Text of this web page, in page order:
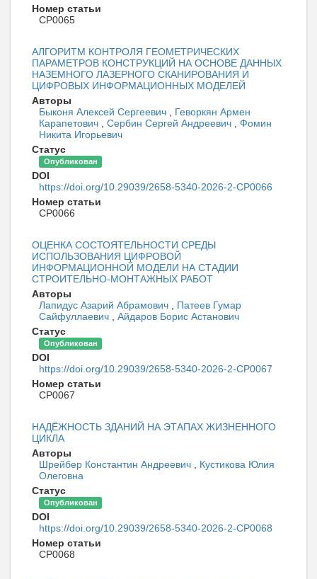
Номер статьи
CP0065
АЛГОРИТМ КОНТРОЛЯ ГЕОМЕТРИЧЕСКИХ
ПАРАМЕТРОВ КОНСТРУКЦИЙ НА ОСНОВЕ ДАННЫХ
НАЗЕМНОГО ЛАЗЕРНОГО СКАНИРОВАНИЯ И
ЦИФРОВЫХ ИНФОРМАЦИОННЫХ МОДЕЛЕЙ
Авторы
Быконя Алексей Сергеевич
Геворкян Армен
Карапетович
Сербин Сергей Андреевич
Фомин
Никита Игорьевич
Статус
Опубликован
DOI
https://doi.org/10.29039/2658-5340-2026-2-CP0066
Номер статьи
CP0066
ОЦЕНКА СОСТОЯТЕЛЬНОСТИ СРЕДЫ
ИСПОЛЬЗОВАНИЯ ЦИФРОВОЙ
ИНФОРМАЦИОННОЙ МОДЕЛИ НА СТАДИИ
СТРОИТЕЛЬНО-МОНТАЖНЫХ РАБОТ
Авторы
Лапидус Азарий Абрамович
Патеев Гумар
Сайфуллаевич
Айдаров Борис Астанович
Статус
Опубликован
DOI
https://doi.org/10.29039/2658-5340-2026-2-CP0067
Номер статьи
CP0067
НАДЁЖНОСТЬ ЗДАНИЙ НА ЭТАПАХ ЖИЗНЕННОГО
ЦИКЛА
Авторы
Шрейбер Константин Андреевич
Кустикова Юлия
Олеговна
Статус
Опубликован
DOI
https://doi.org/10.29039/2658-5340-2026-2-CP0068
Номер статьи
CP0068